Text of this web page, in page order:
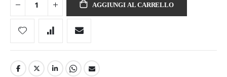
AGGIUNGI AL CARRELLO